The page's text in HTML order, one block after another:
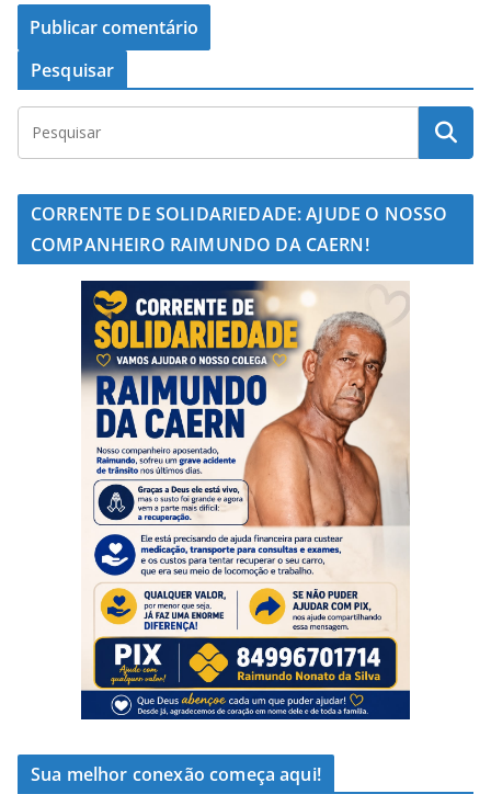
Pesquisar
CORRENTE DE SOLIDARIEDADE: AJUDE O NOSSO
COMPANHEIRO RAIMUNDO DA CAERN!
Sua melhor conexão começa aqui!